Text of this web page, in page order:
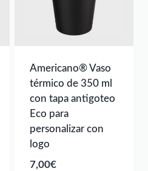
Americano® Vaso
térmico de 350 ml
con tapa antigoteo
Eco para
personalizar con
logo
7,00€